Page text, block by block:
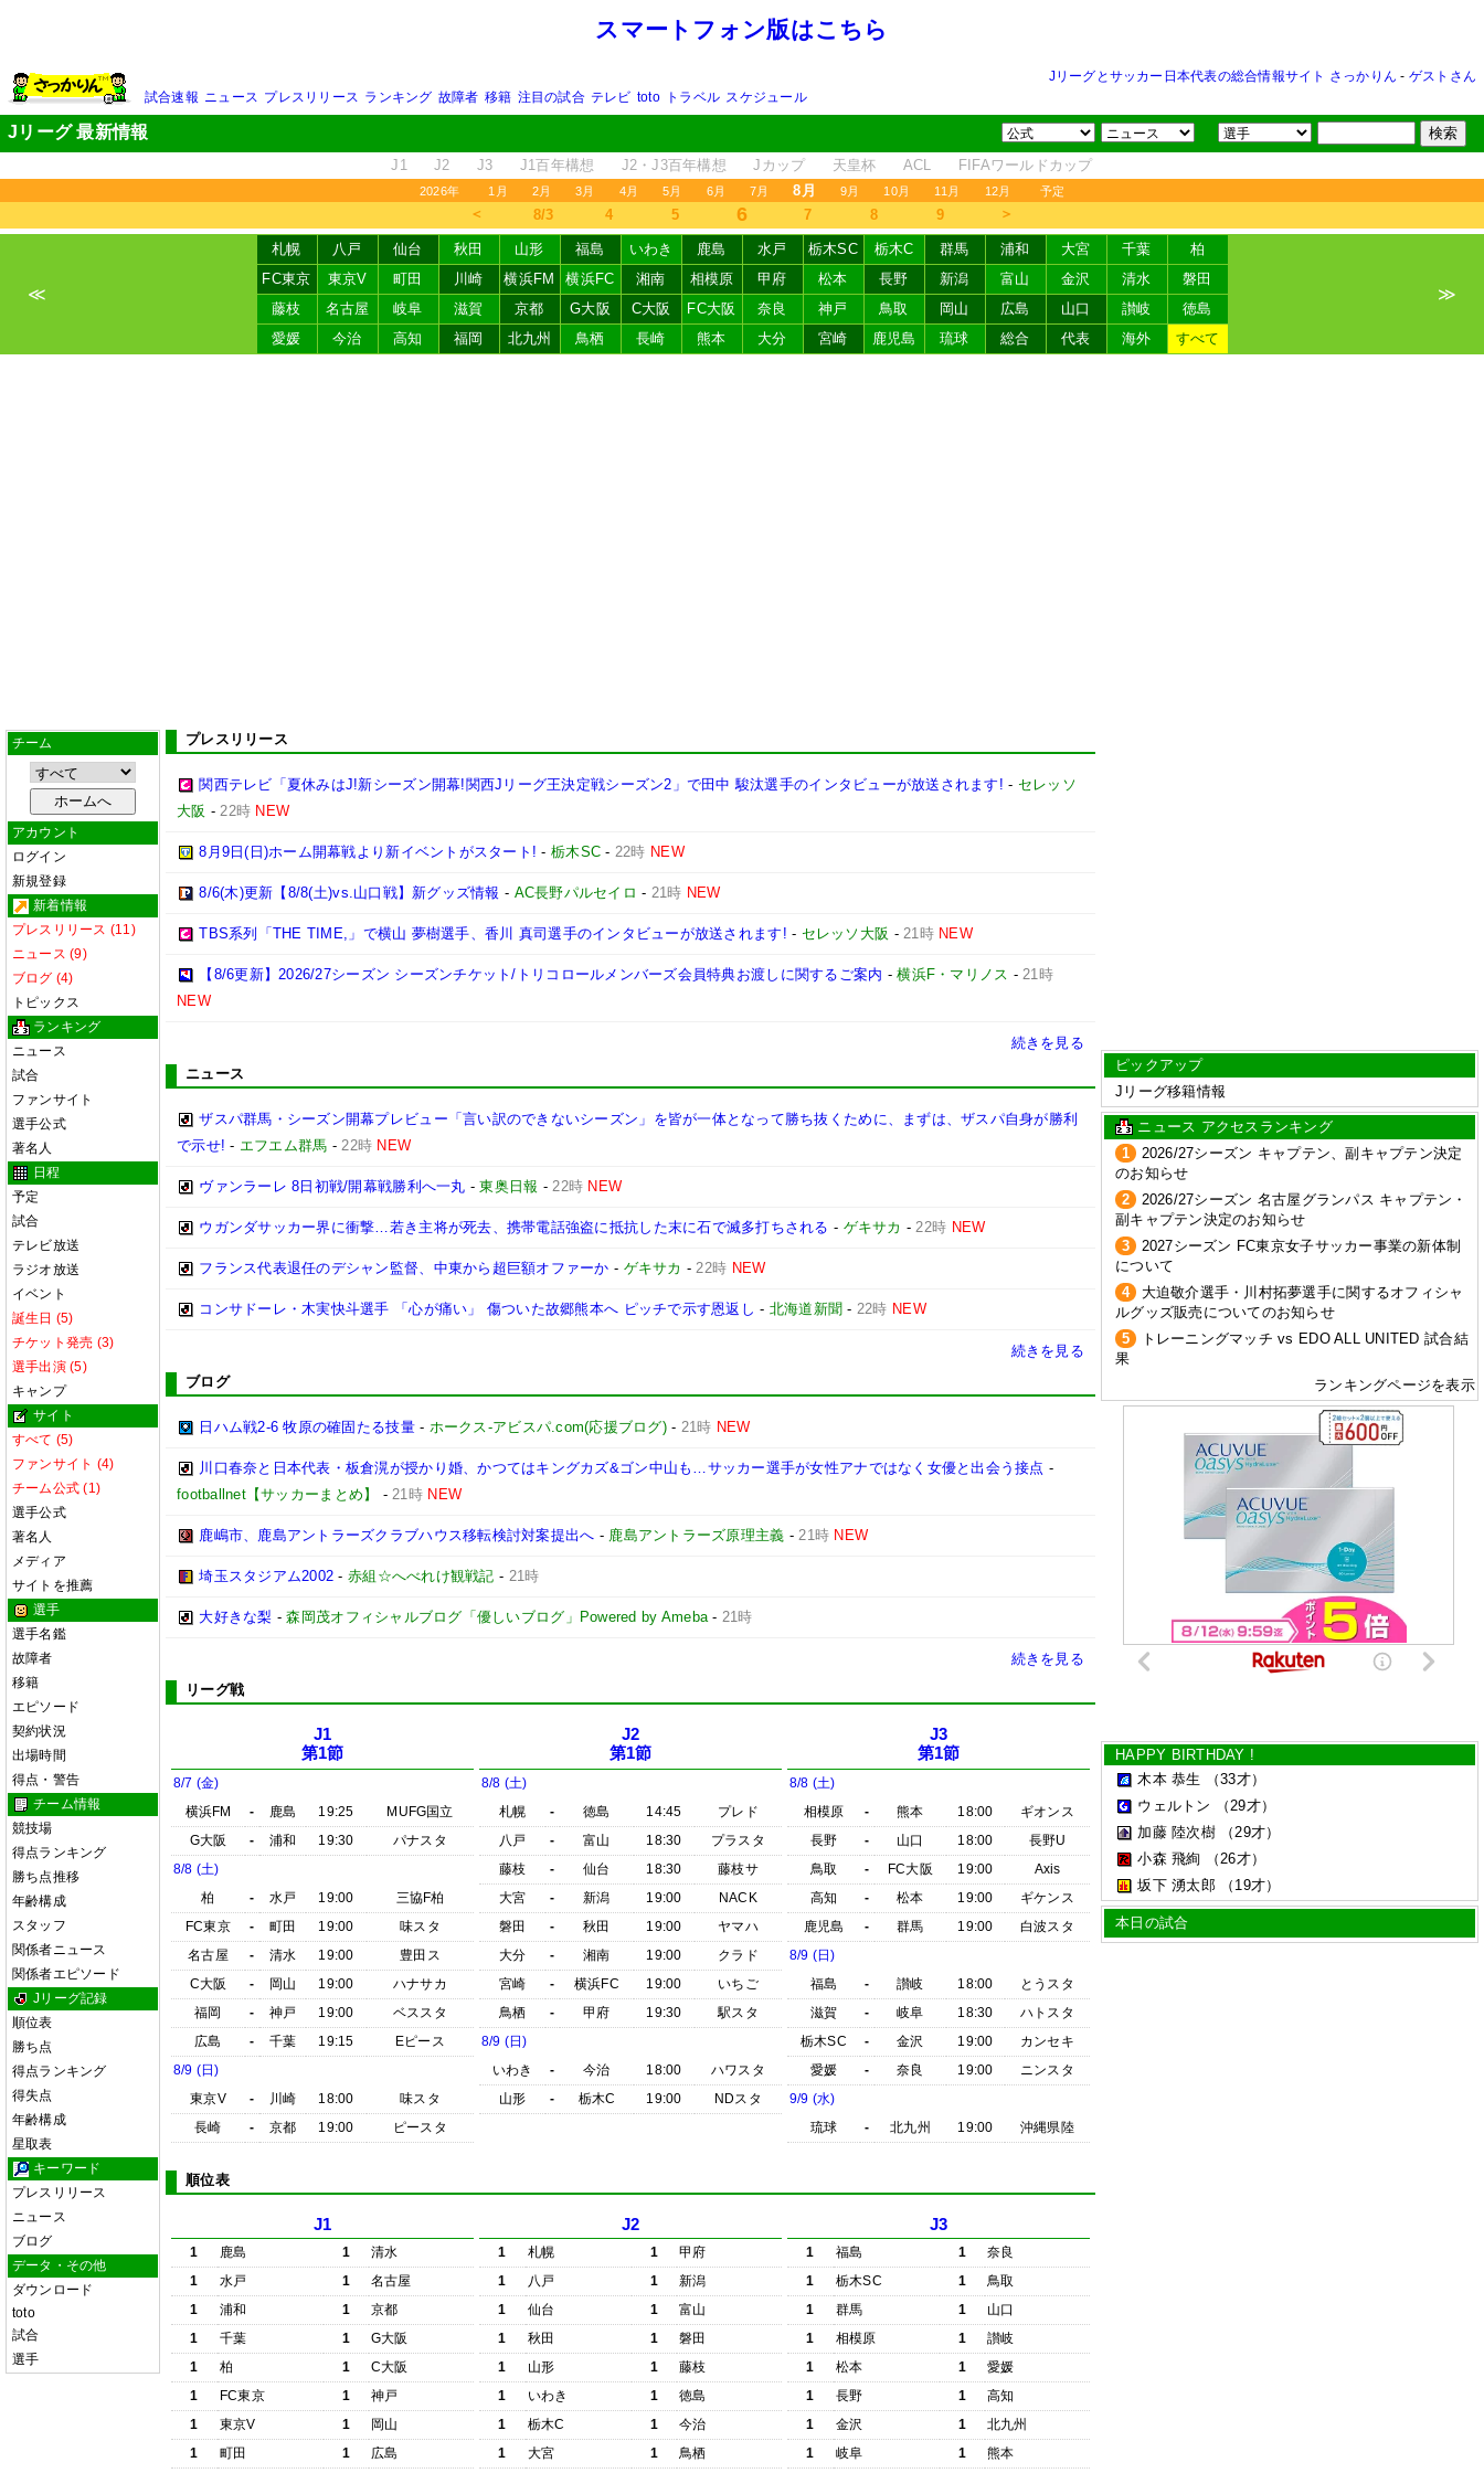
スマートフォン版はこちら
Jリーグとサッカー日本代表の総合情報サイト さっかりん - ゲストさん
試合速報 ニュース プレスリリース ランキング 故障者 移籍 注目の試合 テレビ toto トラベル スケジュール
Jリーグ 最新情報
J1 J2 J3 J1百年構想 J2・J3百年構想 Jカップ 天皇杯 ACL FIFAワールドカップ
2026年 1月 2月 3月 4月 5月 6月 7月 8月 9月 10月 11月 12月 予定
＜ 8/3 4 5 6 7 8 9 ＞
≪
札幌 八戸 仙台 秋田 山形 福島 いわき 鹿島 水戸 栃木SC 栃木C 群馬 浦和 大宮 千葉
柏
FC東京
東京V 町田 川崎 横浜FM 横浜FC 湘南 相模原 甲府 松本 長野 新潟 富山 金沢 清水
磐田
藤枝
名古屋 岐阜 滋賀 京都 G大阪 C大阪 FC大阪 奈良 神戸 鳥取 岡山 広島 山口 讃岐
徳島
愛媛
今治 高知 福岡 北九州 鳥栖 長崎 熊本 大分 宮崎 鹿児島 琉球 総合 代表 海外 すべて
≫
チーム
アカウント
ログイン
新規登録
新着情報
プレスリリース (11)
ニュース (9)
ブログ (4)
トピックス
ランキング
ニュース
試合
ファンサイト
選手公式
著名人
日程
予定
試合
テレビ放送
ラジオ放送
イベント
誕生日 (5)
チケット発売 (3)
選手出演 (5)
キャンプ
サイト
すべて (5)
ファンサイト (4)
チーム公式 (1)
選手公式
著名人
メディア
サイトを推薦
選手
選手名鑑
故障者
移籍
エピソード
契約状況
出場時間
得点・警告
チーム情報
競技場
得点ランキング
勝ち点推移
年齢構成
スタッフ
関係者ニュース
関係者エピソード
Jリーグ記録
順位表
勝ち点
得点ランキング
得失点
年齢構成
星取表
キーワード
プレスリリース
ニュース
ブログ
データ・その他
ダウンロード
toto
試合
選手
プレスリリース
関西テレビ「夏休みはJ!新シーズン開幕!関西Jリーグ王決定戦シーズン2」で田中 駿汰選手のインタビューが放送されます! - セレッソ
大阪 -22時 NEW
8月9日(日)ホーム開幕戦より新イベントがスタート! -栃木SC - 22時 NEW
8/6(木)更新【8/8(土)vs.山口戦】新グッズ情報 - AC長野パルセイロ - 21時 NEW
TBS系列「THE TIME,」で横山 夢樹選手、香川 真司選手のインタビューが放送されます! - セレッソ大阪 -21時 NEW
【8/6更新】2026/27シーズン シーズンチケット/トリコロールメンバーズ会員特典お渡しに関するご案内 -横浜F・マリノス -21時
NEW
続きを見る
ニュース
ザスパ群馬・シーズン開幕プレビュー「言い訳のできないシーズン」を皆が一体となって勝ち抜くために、まずは、ザスパ自身が勝利
で示せ! - エフエム群馬 -22時 NEW
ヴァンラーレ 8日初戦/開幕戦勝利へ一丸 -東奥日報 -22時 NEW
ウガンダサッカー界に衝撃…若き主将が死去、携帯電話強盗に抵抗した末に石で滅多打ちされる - ゲキサカ -22時 NEW
フランス代表退任のデシャン監督、中東から超巨額オファーか - ゲキサカ -22時 NEW
コンサドーレ・木実快斗選手 「心が痛い」 傷ついた故郷熊本へ ピッチで示す恩返し - 北海道新聞 - 22時 NEW
続きを見る
ブログ
日ハム戦2-6 牧原の確固たる技量- ホークス-アビスパ.com(応援ブログ)- 21時 NEW
川口春奈と日本代表・板倉滉が授かり婚、かつてはキングカズ&ゴン中山も…サッカー選手が女性アナではなく女優と出会う接点 -
footballnet【サッカーまとめ】
-21時 NEW
鹿嶋市、鹿島アントラーズクラブハウス移転検討対案提出へ - 鹿島アントラーズ原理主義 -21時 NEW
埼玉スタジアム2002 -赤組☆へべれけ観戦記 - 21時
大好きな梨 -森岡茂オフィシャルブログ「優しいブログ」Powered by Ameba- 21時
続きを見る
リーグ戦
J1
第1節
8/7 (金)
横浜FM
- 鹿島 19:25
MUFG国立
G大阪
- 浦和 19:30
パナスタ
8/8 (土)
柏
- 水戸 19:00
三協F柏
FC東京
- 町田 19:00
味スタ
名古屋
- 清水 19:00
豊田ス
C大阪
- 岡山 19:00
ハナサカ
福岡
- 神戸 19:00
ベススタ
広島
- 千葉 19:15
Eピース
8/9 (日)
東京V
- 川崎 18:00
味スタ
長崎
- 京都 19:00 ピースタ
J2
第1節
8/8 (土)
札幌
- 徳島 14:45
プレド
八戸
- 富山 18:30
プラスタ
藤枝
- 仙台 18:30
藤枝サ
大宮
- 新潟 19:00
NACK
磐田
- 秋田 19:00
ヤマハ
大分
- 湘南 19:00
クラド
宮崎
- 横浜FC 19:00
いちご
鳥栖
- 甲府 19:30
駅スタ
8/9 (日)
いわき
- 今治 18:00
ハワスタ
山形
- 栃木C 19:00 NDスタ
J3
第1節
8/8 (土)
相模原
- 熊本 18:00
ギオンス
長野
- 山口 18:00
長野U
鳥取
- FC大阪 19:00
Axis
高知
- 松本 19:00
ギケンス
鹿児島
- 群馬 19:00
白波スタ
8/9 (日)
福島
- 讃岐 18:00
とうスタ
滋賀
- 岐阜 18:30
ハトスタ
栃木SC
- 金沢 19:00
カンセキ
愛媛
- 奈良 19:00
ニンスタ
9/9 (水)
琉球
- 北九州 19:00 沖縄県陸
順位表
J1
1 鹿島 1
清水
1
水戸 1
名古屋
1
浦和 1
京都
1
千葉 1
G大阪
1
柏 1
C大阪
1
FC東京 1
神戸
1
東京V 1
岡山
1
町田 1
広島
J2
1 札幌 1
甲府
1
八戸 1
新潟
1
仙台 1
富山
1
秋田 1
磐田
1
山形 1
藤枝
1
いわき 1
徳島
1
栃木C 1
今治
1
大宮 1
鳥栖
J3
1 福島 1
奈良
1
栃木SC 1
鳥取
1
群馬 1
山口
1
相模原 1
讃岐
1
松本 1
愛媛
1
長野 1
高知
1
金沢 1
北九州
1
岐阜 1
熊本
ピックアップ
Jリーグ移籍情報
ニュース アクセスランキング
1
2026/27シーズン キャプテン、副キャプテン決定
のお知らせ
2
2026/27シーズン 名古屋グランパス キャプテン・
副キャプテン決定のお知らせ
3
2027シーズン FC東京女子サッカー事業の新体制
について
4
大迫敬介選手・川村拓夢選手に関するオフィシャ
ルグッズ販売についてのお知らせ
5
トレーニングマッチ vs EDO ALL UNITED 試合結
果
ランキングページを表示
HAPPY BIRTHDAY !
木本 恭生
（33才）
ウェルトン
（29才）
加藤 陸次樹
（29才）
小森 飛絢
（26才）
坂下 湧太郎
（19才）
本日の試合